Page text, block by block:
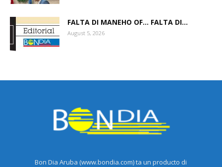
FALTA DI MANEHO OF… FALTA DI...
August 5, 2026
Bon Dia Aruba (www.bondia.com) ta un producto di